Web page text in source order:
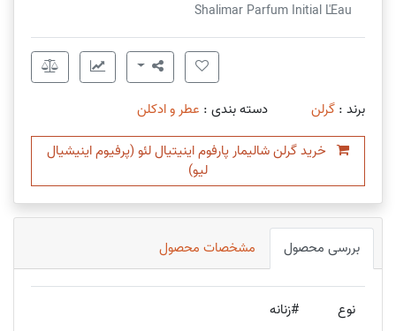
Shalimar Parfum Initial L'Eau
برند : گرلن دسته بندی : عطر و ادکلن
خرید گرلن شالیمار پارفوم اینیتیال لئو (پرفیوم اینیشیال
لیو)
بررسی محصول مشخصات محصول
نوع #زنانه